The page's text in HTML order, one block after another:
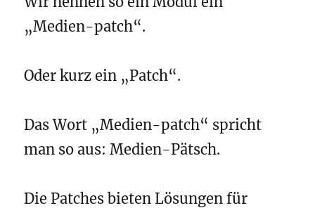
„Medien-patch“.
Oder kurz ein „Patch“.
Das Wort „Medien-patch“ spricht
man so aus: Medien-Pätsch.
Die Patches bieten Lösungen für